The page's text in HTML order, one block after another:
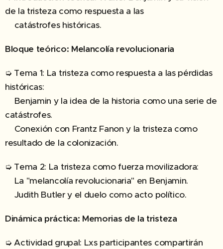
de la tristeza como respuesta a las
catástrofes históricas.
Bloque teórico: Melancolía revolucionaria
➭ Tema 1: La tristeza como respuesta a las pérdidas
históricas:
Benjamin y la idea de la historia como una serie de
catástrofes.
Conexión con Frantz Fanon y la tristeza como
resultado de la colonización.
➭ Tema 2: La tristeza como fuerza movilizadora:
La "melancolía revolucionaria" en Benjamin.
Judith Butler y el duelo como acto político.
Dinámica práctica: Memorias de la tristeza
➭ Actividad grupal: Lxs participantes compartirán